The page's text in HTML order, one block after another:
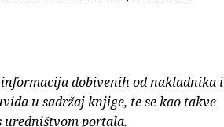
dobivenih od nakladnika i
u sadržaj knjige, te se kao takve
uredništvom portala.